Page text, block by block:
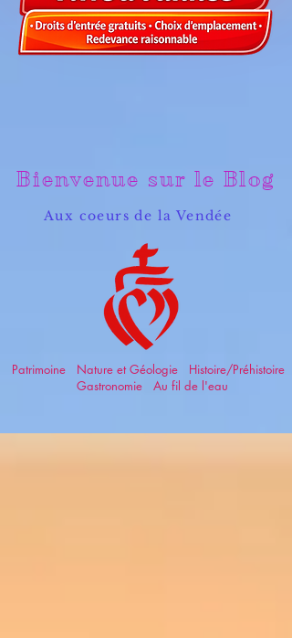
Bienvenue sur le Blog
Aux coeurs de la Vendée
Patrimoine Nature et Géologie Histoire/Préhistoire
Gastronomie Au fil de l'eau